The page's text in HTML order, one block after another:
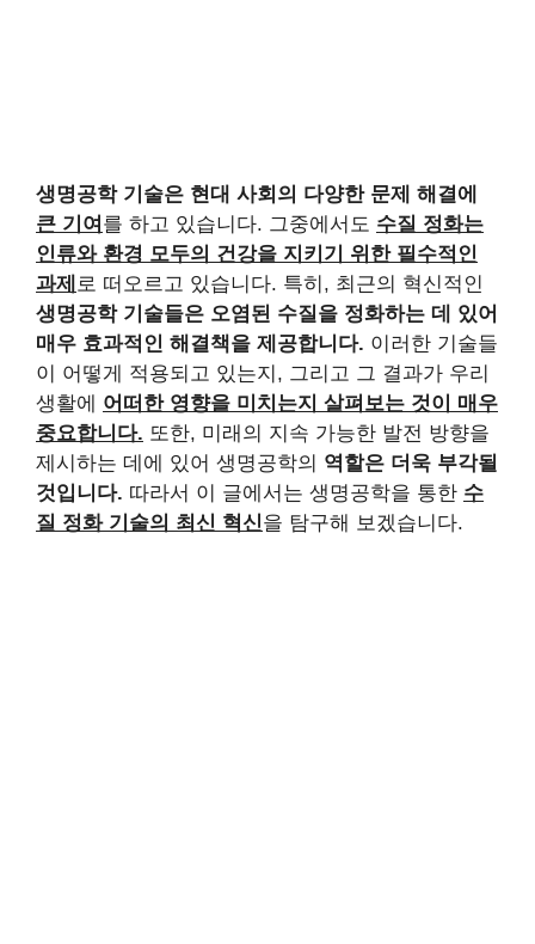
생명공학 기술은 현대 사회의 다양한 문제 해결에
큰 기여 를 하고 있습니다. 그중에서도 수질 정화는
인류와 환경 모두의 건강을 지키기 위한 필수적인
과제 로 떠오르고 있습니다. 특히, 최근의 혁신적인
생명공학 기술들은 오염된 수질을 정화하는 데 있어
매우 효과적인 해결책을 제공합니다. 이러한 기술들
이 어떻게 적용되고 있는지, 그리고 그 결과가 우리
생활에 어떠한 영향을 미치는지 살펴보는 것이 매우
중요합니다. 또한, 미래의 지속 가능한 발전 방향을
제시하는 데에 있어 생명공학의 역할은 더욱 부각될
것입니다. 따라서 이 글에서는 생명공학을 통한 수
질 정화 기술의 최신 혁신을 탐구해 보겠습니다.